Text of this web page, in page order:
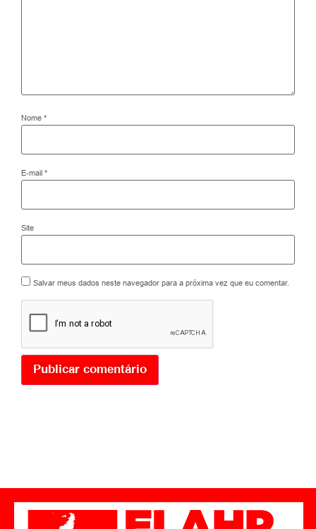
Nome *
E-mail *
Site
Salvar meus dados neste navegador para a próxima vez que eu comentar.